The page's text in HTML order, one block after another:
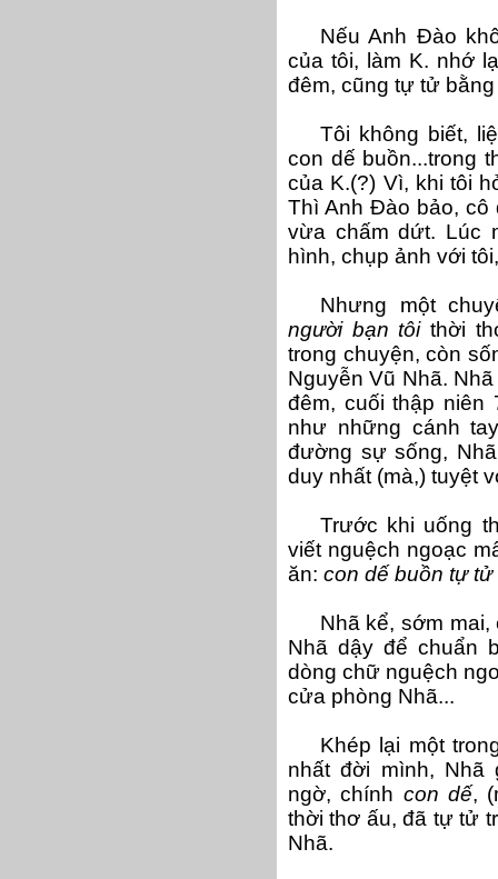
Nếu Anh Đào
của tôi, làm K. nhớ
đêm, cũng tự tử
Tôi không biết,
con dế buồn...trong
của K.(?) Vì, khi tôi
Thì Anh Đào bảo, cô
vừa chấm dứt. Lúc
hình, chụp ảnh với
Nhưng một
người bạn tôithời
trong chuyện, còn
Nguyễn Vũ Nhã.
đêm, cuối thập niên
như những cánh
đường sự sống,
duy nhất (mà,) tuyệt
Trước khi uống
viết nguệch ngoạc
ăn: con dế buồn tự
Nhã kể, sớm
Nhã dậy để chuẩn
dòng chữ nguệch
cửa phòng Nhã...
Khép lại một
nhất đời mình,
ngờ, chính con dế,
thời thơ ấu, đã tự tử
Nhã.